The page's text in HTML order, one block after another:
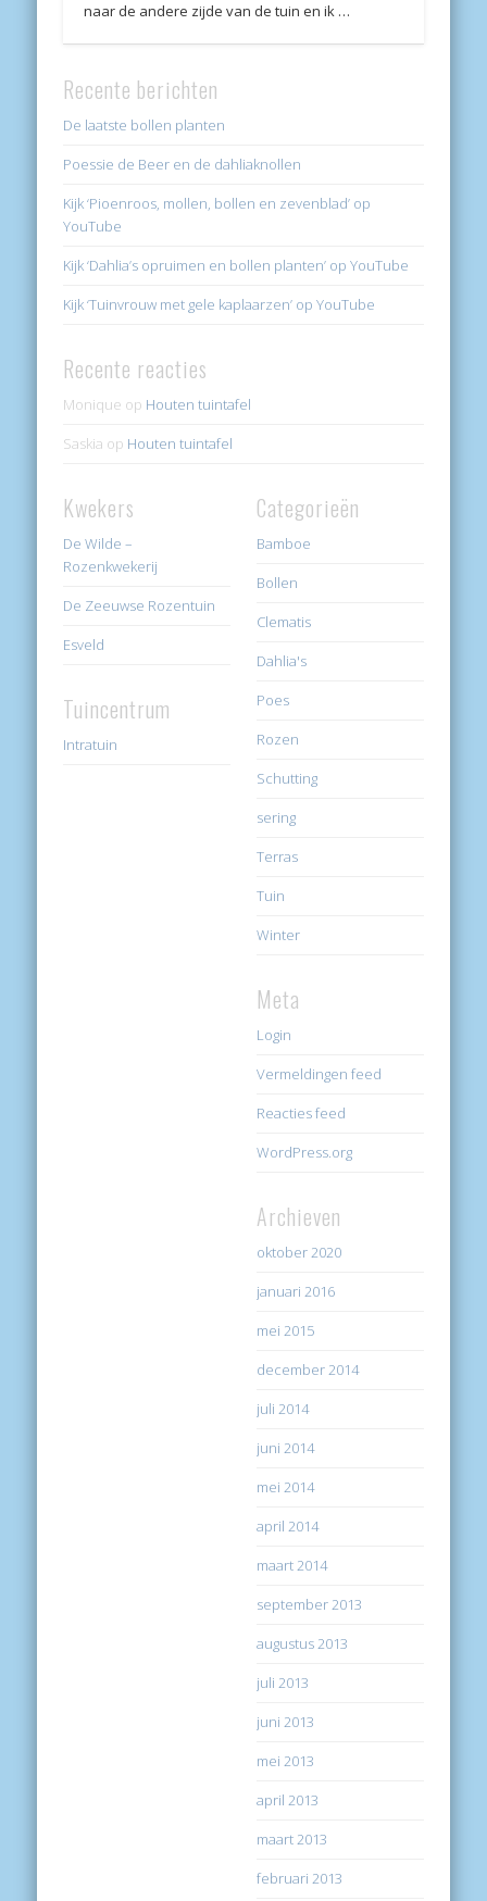
naar de andere zijde van de tuin en ik …
Recente berichten
De laatste bollen planten
Poessie de Beer en de dahliaknollen
Kijk ‘Pioenroos, mollen, bollen en zevenblad’ op
YouTube
Kijk ‘Dahlia’s opruimen en bollen planten’ op YouTube
Kijk ‘Tuinvrouw met gele kaplaarzen’ op YouTube
Recente reacties
Monique op Houten tuintafel
Saskia op Houten tuintafel
Kwekers
De Wilde –
Rozenkwekerij
De Zeeuwse Rozentuin
Esveld
Tuincentrum
Intratuin
Categorieën
Bamboe
Bollen
Clematis
Dahlia's
Poes
Rozen
Schutting
sering
Terras
Tuin
Winter
Meta
Login
Vermeldingen feed
Reacties feed
WordPress.org
Archieven
oktober 2020
januari 2016
mei 2015
december 2014
juli 2014
juni 2014
mei 2014
april 2014
maart 2014
september 2013
augustus 2013
juli 2013
juni 2013
mei 2013
april 2013
maart 2013
februari 2013